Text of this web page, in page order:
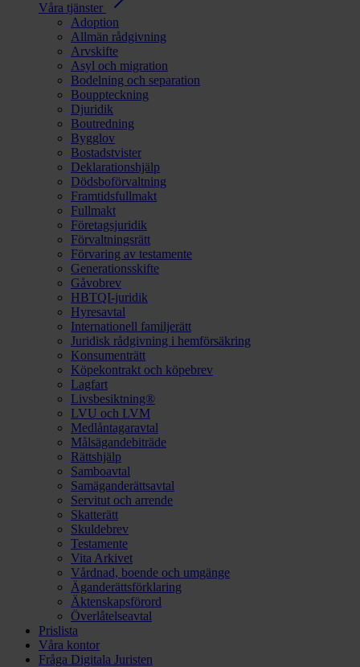
Våra tjänster
Adoption
Allmän rådgivning
Arvskifte
Asyl och migration
Bodelning och separation
Bouppteckning
Djuridik
Boutredning
Bygglov
Bostadstvister
Deklarationshjälp
Dödsboförvaltning
Framtidsfullmakt
Fullmakt
Företagsjuridik
Förvaltningsrätt
Förvaring av testamente
Generationsskifte
Gåvobrev
HBTQI-juridik
Hyresavtal
Internationell familjerätt
Juridisk rådgivning i hemförsäkring
Konsumenträtt
Köpekontrakt och köpebrev
Lagfart
Livsbesiktning®
LVU och LVM
Medlåntagaravtal
Målsägandebiträde
Rättshjälp
Samboavtal
Samäganderättsavtal
Servitut och arrende
Skatterätt
Skuldebrev
Testamente
Vita Arkivet
Vårdnad, boende och umgänge
Äganderättsförklaring
Äktenskapsförord
Överlåtelseavtal
Prislista
Våra kontor
Fråga Digitala Juristen